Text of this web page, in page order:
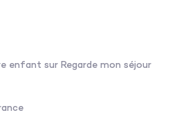
enfant sur Regarde mon séjour